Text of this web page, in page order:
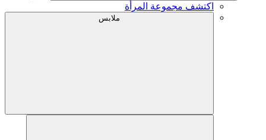
اكتشف مجموعة المرأة
ملابس